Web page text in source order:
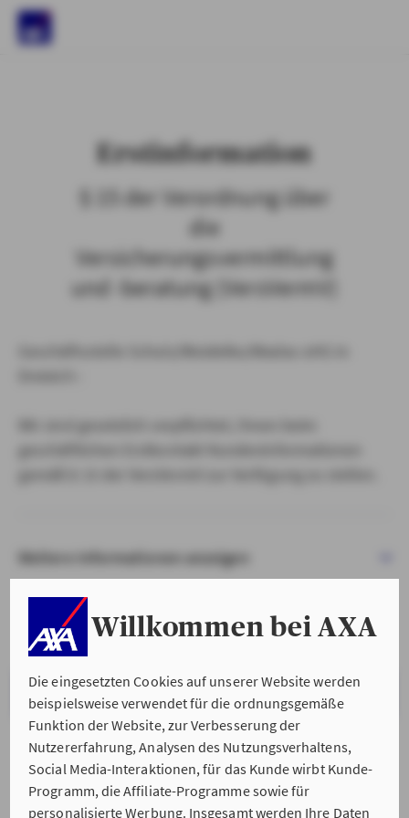
Willkommen bei AXA
Die eingesetzten Cookies auf unserer Website werden
beispielsweise verwendet für die ordnungsgemäße
Funktion der Website, zur Verbesserung der
Nutzererfahrung, Analysen des Nutzungsverhaltens,
Social Media-Interaktionen, für das Kunde wirbt Kunde-
Programm, die Affiliate-Programme sowie für
personalisierte Werbung. Insgesamt werden Ihre Daten
Erstinformation
§ 15 der Verordnung über
die
Versicherungsvermittlung
und -beratung (VersVermV)
Weitere Informationen anzeigen
VERSTANDEN & WEITER